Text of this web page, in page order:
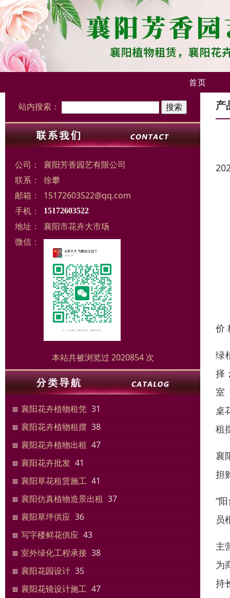
首页
站内搜索：
公司：
襄阳芳香园艺有限公司
联系：
徐攀
邮箱：
15172603522@qq.com
手机：
15172603522
地址：
襄阳市花卉大市场
微信：
本站共被浏览过 2020854 次
襄阳花卉植物租凭 31
襄阳花卉植物租摆 38
襄阳花卉植物出租 47
襄阳花卉批发 41
襄阳草花租赁施工 41
襄阳仿真植物造景出租 37
襄阳草坪供应 36
写字楼鲜花供应 43
室外绿化工程承接 38
襄阳花园设计 35
襄阳花镜设计施工 47
产
价
绿
择
室
桌
租
襄
担
“
员
主
为
持